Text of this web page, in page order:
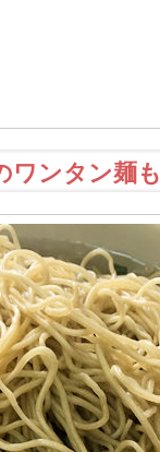
ワンタン麺